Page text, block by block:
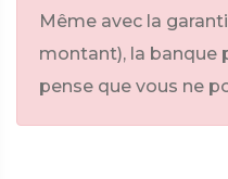
Même avec la
montant), la banque
pense que vous ne